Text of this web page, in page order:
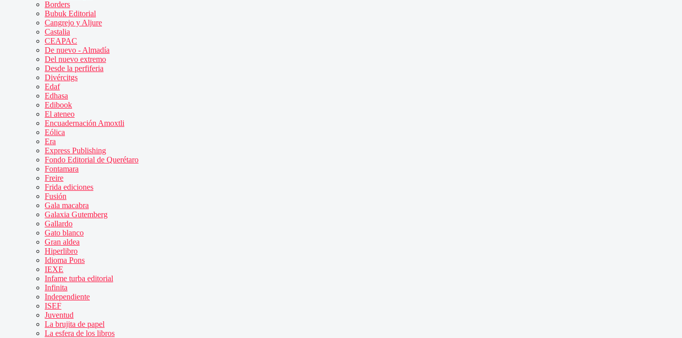
Borders
Bubuk Editorial
Cangrejo y Aljure
Castalia
CEAPAC
De nuevo - Almadía
Del nuevo extremo
Desde la perfiferia
Divércitgs
Edaf
Edhasa
Edibook
El ateneo
Encuadernación Amoxtli
Eólica
Era
Express Publishing
Fondo Editorial de Querétaro
Fontamara
Freire
Frida ediciones
Fusión
Gala macabra
Galaxia Gutemberg
Gallardo
Gato blanco
Gran aldea
Hiperlibro
Idioma Pons
IEXE
Infame turba editorial
Infinita
Independiente
ISEF
Juventud
La brujita de papel
La esfera de los libros